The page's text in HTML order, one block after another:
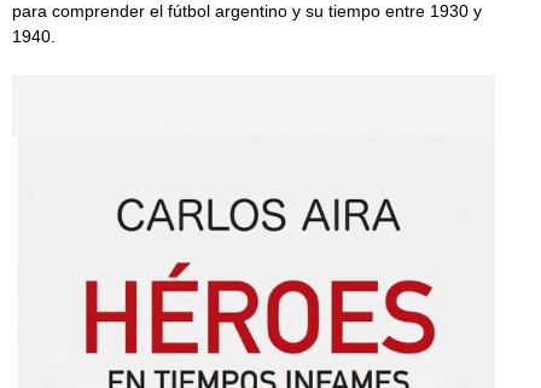
para comprender el fútbol argentino y su tiempo entre 1930 y
1940.